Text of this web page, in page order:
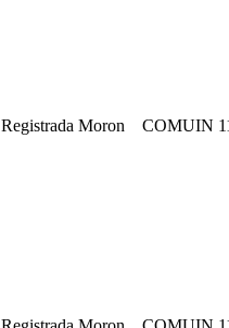
Registrada Moron COMUIN